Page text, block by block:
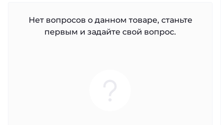
Нет вопросов о данном товаре, станьте
первым и задайте свой вопрос.